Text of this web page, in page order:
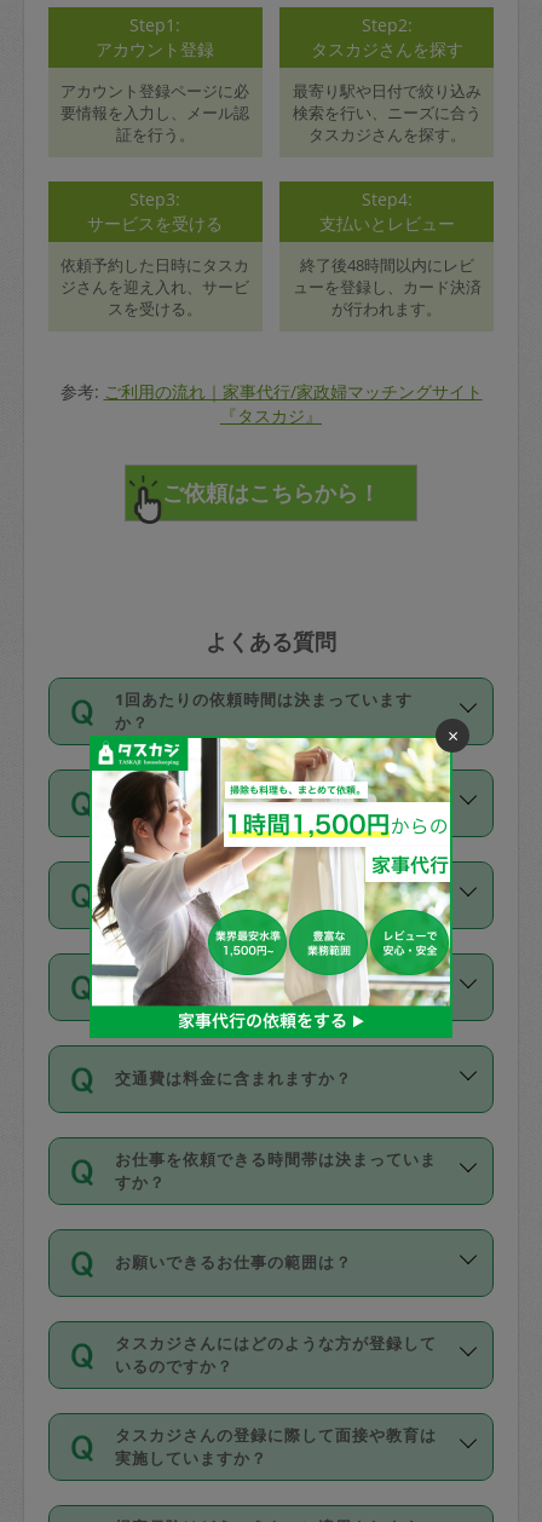
Step1:
アカウント登録
アカウント登録ページに必
要情報を入力し、メール認
証を行う。
Step2:
タスカジさんを探す
最寄り駅や日付で絞り込み
検索を行い、ニーズに合う
タスカジさんを探す。
Step3:
サービスを受ける
依頼予約した日時にタスカ
ジさんを迎え入れ、サービ
スを受ける。
Step4:
支払いとレビュー
終了後48時間以内にレビ
ューを登録し、カード決済
が行われます。
参考: ご利用の流れ｜家事代行/家政婦マッチングサイト
『タスカジ』
よくある質問
1回あたりの依頼時間は決まっています
か？
依頼1回につき3時間固定です。3時間を
超えて依頼したい場合は、延長機能をご
利用ください。機能をご利用いただくに
は、タスカジさんに事前に相談し、合意
の上事前申請することが必要です。な
お、3時間を下回っても、値引き等はござ
いません。
価格はどうやって決まっていますか？
11種類の価格帯の中からタスカジさん自
身が価格を選んで設定しています。
タスカジさんの価格設定には最初は制限
があり、レビュー件数、レビューの平均
値、などで除々に設定可能な最高額が上
がっていく仕組みになっています。
支払い方法を教えてください
お支払方法はクレジットカード（Visa／
Master／JCB／AMERICAN EXPRESS／
Diners Club）のみとなります。
を行う際にご入力ください。プロフィー
ル登録時にはご入力いただかなくても大
丈夫です。
デビットカード・プリペイドカード（Vプ
リカ、au WALLETなど）は支払にはご利
銀行振込や現金払いも対応していませ
なお、タスカジさんの交通費も、依頼料
金のご請求と合わせてお支払いとなりま
動計算で表示されます。
同じタスカジさんに定期的にお願いする場
合はお得になる？
依頼には「スポット」と「定期（毎週｜
隔週）」があり、「定期」の依頼は「ス
ポット」よりお得な料金でご利用できま
す。
定期の最低利用回数は設けていない代わ
りに、一定数を超えたキャンセルは有償
（例：毎週定期の場合は３回以上のキャ
ンセルが有償（1200円、隔週定期の場合
は２回以上のキャンセルが有償（1200
交通費は料金に含まれますか？
交通費は依頼料金とは別途発生し、依頼
料金のご請求と合わせてお支払いとなり
ます。交通費の金額は「依頼の詳細」に
お仕事を依頼できる時間帯は決まっていま
すか？
時間帯は3種類あります。いずれも１回あ
たり３時間です。
・ＡＭ ９時～１２時
・ＰＭ １３時～１６時
・夜 １８時～２１時
開始時間を２時間前後変更することが可
能です。依頼送信後、個別にタスカジさ
お願いできるお仕事の範囲は？
掃除、整理収納、洗濯、買い物、料理、
作り置きです。タスカジさんによってで
きる仕事の範囲が異なりますので、依頼
する前にタスカジさんのプロフィールで
確認してください。
基本的に、高所での作業や危険作業、屋
タスカジさんにはどのような方が登録して
いるのですか？
主婦として長年の家事経験をお持ちの
方、栄養士・調理師といった資格者で保
育園や学校の給食やレストランで料理関
係の専門職に従事されていた方、日本で
タスカジさんの登録に際して面接や教育は
実施していますか？
応募の際に、各自事務局との面接と説明
×